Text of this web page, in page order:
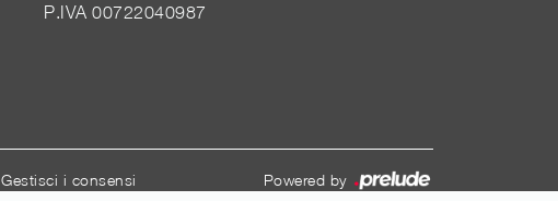
P.IVA 00722040987
Gestisci i consensi Powered by